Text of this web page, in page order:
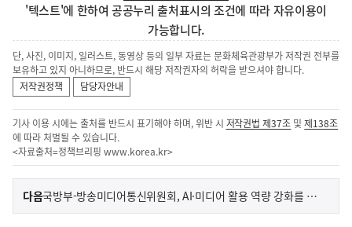
'텍스트'에 한하여 공공누리 출처표시의 조건에 따라 자유이용이
가능합니다.
단, 사진, 이미지, 일러스트, 동영상 등의 일부 자료는 문화체육관광부가 저작권 전부를
보유하고 있지 아니하므로, 반드시 해당 저작권자의 허락을 받으셔야 합니다.
저작권정책
담당자안내
기사 이용 시에는 출처를 반드시 표기해야 하며, 위반 시 저작권법 제37조 및제138조
에 따라 처벌될 수 있습니다.
<자료출처=정책브리핑 www.korea.kr>
이
전
다음기
국방부-방송미디어통신위원회, AI·미디어 활용 역량 강화를 위한 업무협약